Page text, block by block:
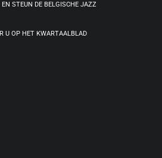
EN STEUN DE BELGISCHE JAZZ
U OP HET KWARTAALBLAD